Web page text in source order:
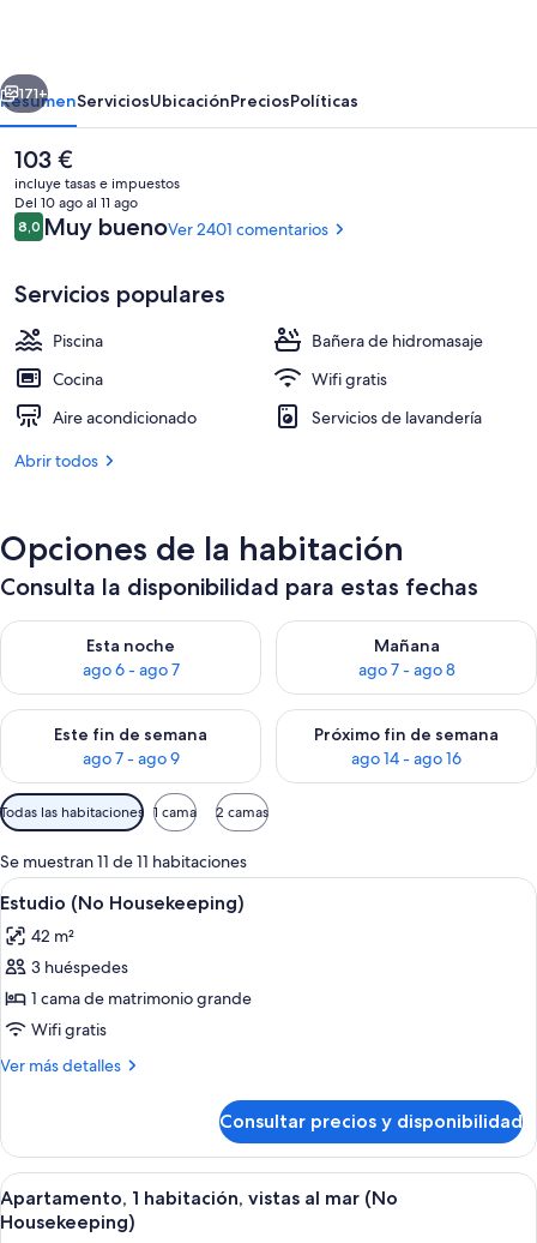
Suites
Apartamento, 1 habitación (No
Siguiente
171+
ResumenServiciosUbicaciónPreciosPolíticas
El
precio
actual
es
de
103 €
incluye tasas e impuestos
Del 10 ago al 11 ago
Comentarios
8,08,0 de 10
Muy buenoVer 2401 comentarios
Servicios populares
Piscina
Bañera de hidromasaje
Cocina
Wifi gratis
Aire acondicionado
Servicios de lavandería
Abrir todos
Opciones de la habitación
Consulta la disponibilidad para estas fechas
Esta noche
ago 6 - ago 7
Consulta la disponibilidad para esta noche, ago 6 - ago 7
Mañana
ago 7 - ago 8
Consulta la disponibilidad
Este fin de semana
ago 7 - ago 9
Consulta la disponibilidad para este fin de semana, ago 7 -
Próximo fin de semana
ago 14 - ago 16
Consulta la disponibilidad
Filtros
disponibles
para
las
habitaciones
Todas las habitaciones 1 cama 2 camas
Se muestran 11 de 11 habitaciones
Abrir
todas
las
fotos
de
Estudio
(No
Una cama bien hecha con
8
Estudio (No Housekeeping)
42 m²
3 huéspedes
1 cama de matrimonio grande
Wifi gratis
Ver más detalles
Más
(No
Housekeeping)
Consultar precios y disponibilidad
Abrir
todas
Una cocina con armarios de
8
Apartamento, 1 habitación, vistas al mar (No
Housekeeping)